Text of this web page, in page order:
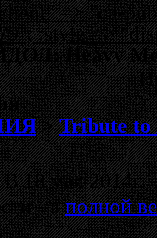
=> "ca-
:style =>
Heavy
>Tribute to
18 мая
- вполной